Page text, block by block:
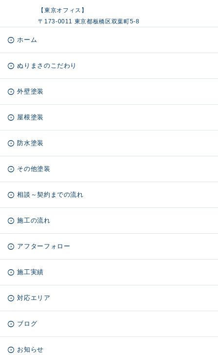
【東京オフィス】
〒173-0011 東京都板橋区双葉町5-8
ホーム
ぬりまさのこだわり
外壁塗装
屋根塗装
防水塗装
その他塗装
相談～契約までの流れ
施工の流れ
アフターフォロー
施工実績
対応エリア
ブログ
お知らせ